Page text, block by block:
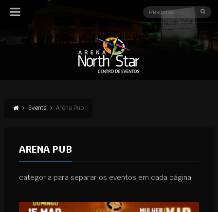
Events Arena Pub
ARENA PUB
categoria para separar os eventos em cada página